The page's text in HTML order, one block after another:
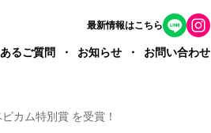
るご質問 お知らせ お問い合わせ
最新情報はこちら
カム特別賞 を受賞！